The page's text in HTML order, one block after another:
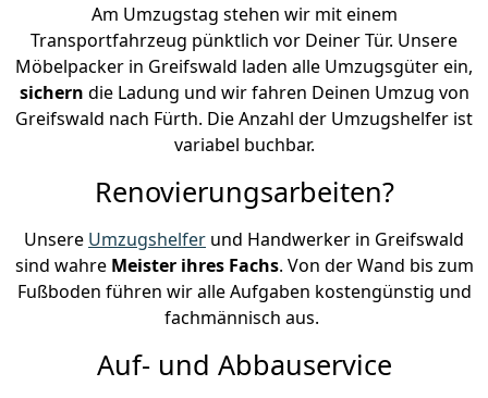
Am Umzugstag stehen wir mit einem
Transportfahrzeug pünktlich vor Deiner Tür. Unsere
Möbelpacker in Greifswald laden alle Umzugsgüter ein,
sichern die Ladung und wir fahren Deinen Umzug von
Greifswald nach Fürth. Die Anzahl der Umzugshelfer ist
variabel buchbar.
Renovierungsarbeiten?
Unsere Umzugshelfer und Handwerker in Greifswald
sind wahre Meister ihres Fachs. Von der Wand bis zum
Fußboden führen wir alle Aufgaben kostengünstig und
fachmännisch aus.
Auf- und Abbauservice